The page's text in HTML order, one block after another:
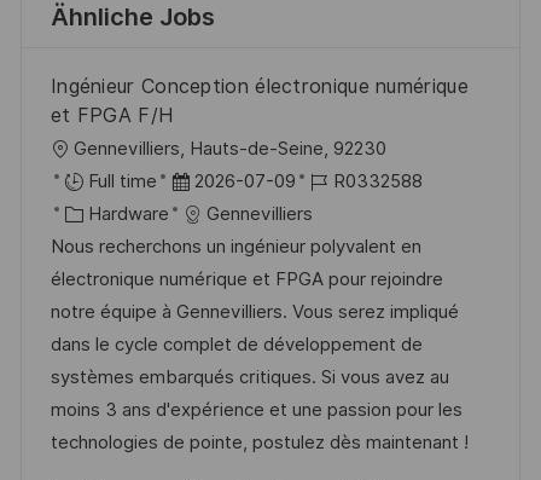
Ähnliche Jobs
Ingénieur Conception électronique numérique
et FPGA F/H
O
r
t
Gennevilliers, Hauts-de-Seine, 92230
Full time
D
a
t
u
m
d
e
r
V
2026-07-09
J
o
b
-
I
D
R0332588
K
a
t
e
g
o
r
i
Hardware
Gennevilliers
Nous recherchons un ingénieur polyvalent en
électronique numérique et FPGA pour rejoindre
notre équipe à Gennevilliers. Vous serez impliqué
dans le cycle complet de développement de
systèmes embarqués critiques. Si vous avez au
moins 3 ans d'expérience et une passion pour les
technologies de pointe, postulez dès maintenant !